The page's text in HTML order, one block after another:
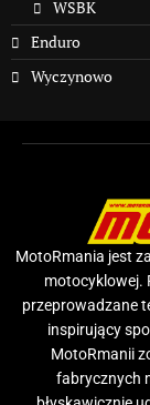
WSBK
Enduro
Wyczynowo
MotoRmania jest
motocyklowej.
przeprowadzane
inspirujący
MotoRmanii
fabrycznych